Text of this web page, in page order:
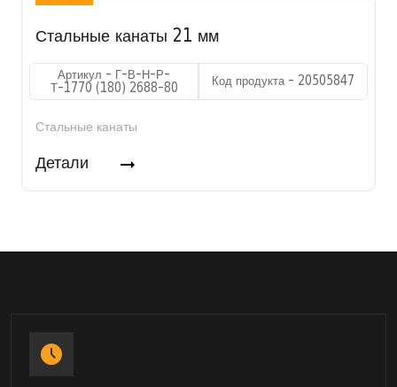
Стальные канаты 21 мм
Артикул - Г-В-Н-Р-
Т-1770 (180) 2688-80
Код продукта - 20505847
Стальные канаты
Детали